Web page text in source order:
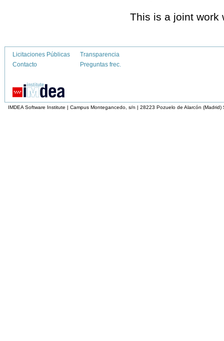
This is a joint work
Licitaciones Públicas
Contacto
Transparencia
Preguntas frec.
IMDEA Software Institute | Campus Montegancedo, s/n | 28223 Pozuelo de Alarcón (Madrid)